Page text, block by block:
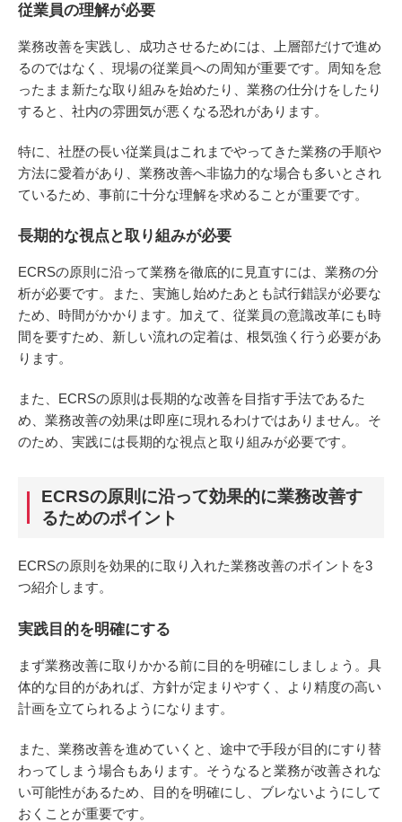
従業員の理解が必要
業務改善を実践し、成功させるためには、上層部だけで進め
るのではなく、現場の従業員への周知が重要です。周知を怠
ったまま新たな取り組みを始めたり、業務の仕分けをしたり
すると、社内の雰囲気が悪くなる恐れがあります。
特に、社歴の長い従業員はこれまでやってきた業務の手順や
方法に愛着があり、業務改善へ非協力的な場合も多いとされ
ているため、事前に十分な理解を求めることが重要です。
長期的な視点と取り組みが必要
ECRSの原則に沿って業務を徹底的に見直すには、業務の分
析が必要です。また、実施し始めたあとも試行錯誤が必要な
ため、時間がかかります。加えて、従業員の意識改革にも時
間を要すため、新しい流れの定着は、根気強く行う必要があ
ります。
また、ECRSの原則は長期的な改善を目指す手法であるた
め、業務改善の効果は即座に現れるわけではありません。そ
のため、実践には長期的な視点と取り組みが必要です。
ECRSの原則に沿って効果的に業務改善す
るためのポイント
ECRSの原則を効果的に取り入れた業務改善のポイントを3
つ紹介します。
実践目的を明確にする
まず業務改善に取りかかる前に目的を明確にしましょう。具
体的な目的があれば、方針が定まりやすく、より精度の高い
計画を立てられるようになります。
また、業務改善を進めていくと、途中で手段が目的にすり替
わってしまう場合もあります。そうなると業務が改善されな
い可能性があるため、目的を明確にし、ブレないようにして
おくことが重要です。